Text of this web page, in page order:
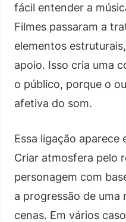
fácil entender a
Filmes passaram a
elementos
apoio. Isso cria uma
o público, porque o
afetiva do som.
Essa ligação aparece
Criar atmosfera pelo
personagem com
a progressão de uma
cenas. Em vários